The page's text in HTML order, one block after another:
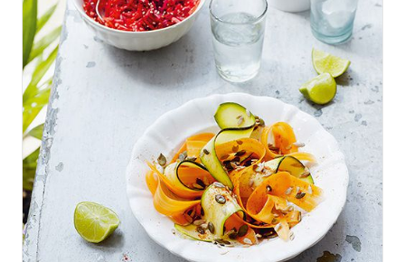
WEEKMENU'S
KOOKBOEKEN